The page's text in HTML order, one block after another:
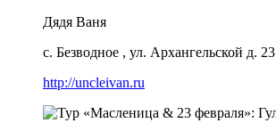
Дядя Ваня
с. Безводное , ул. Архангельской д. 23
http://uncleivan.ru